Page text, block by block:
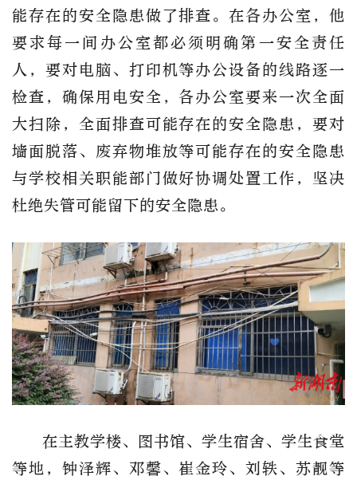
能存在的安全隐患做了排查。在各办公室，他
要求每一间办公室都必须明确第一安全责任
人，要对电脑、打印机等办公设备的线路逐一
检查，确保用电安全，各办公室要来一次全面
大扫除，全面排查可能存在的安全隐患，要对
墙面脱落、废弃物堆放等可能存在的安全隐患
与学校相关职能部门做好协调处置工作，坚决
杜绝失管可能留下的安全隐患。
在主教学楼、图书馆、学生宿舍、学生食堂
等地，钟泽辉、邓馨、崔金玲、刘轶、苏靓等